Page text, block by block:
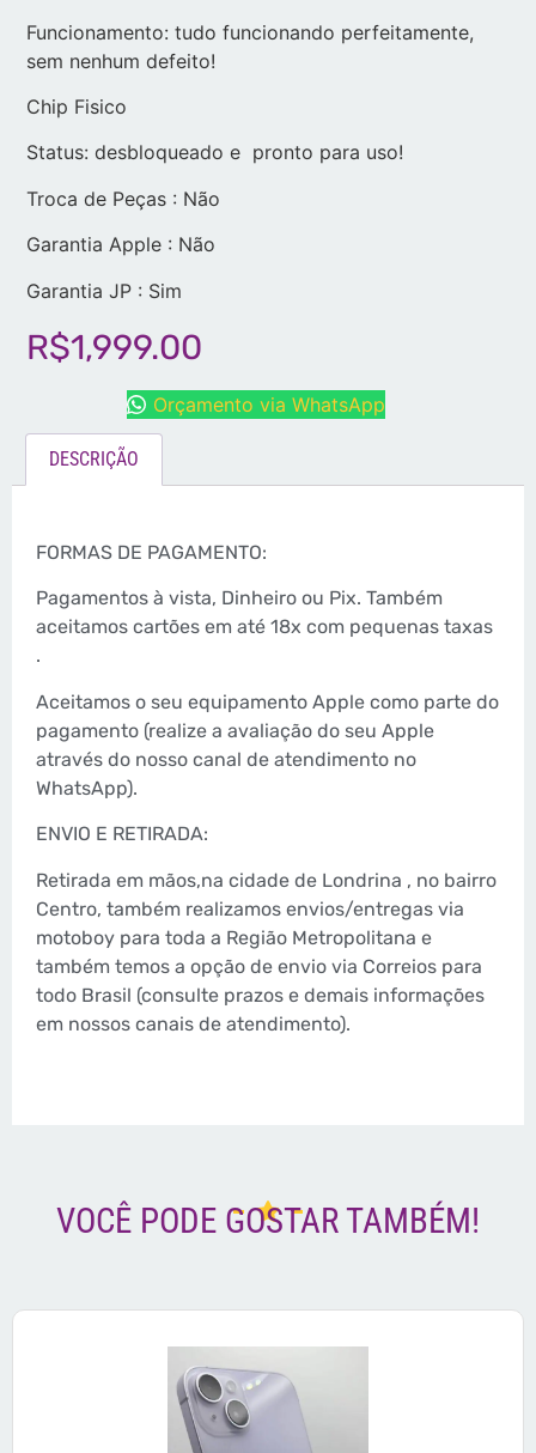
Funcionamento: tudo funcionando perfeitamente,
sem nenhum defeito!
Chip Fisico
Status: desbloqueado e pronto para uso!
Troca de Peças : Não
Garantia Apple : Não
Garantia JP : Sim
R$1,999.00
Orçamento via WhatsApp
DESCRIÇÃO
FORMAS DE PAGAMENTO:
Pagamentos à vista, Dinheiro ou Pix. Também
aceitamos cartões em até 18x com pequenas taxas
.
Aceitamos o seu equipamento Apple como parte do
pagamento (realize a avaliação do seu Apple
através do nosso canal de atendimento no
WhatsApp).
ENVIO E RETIRADA:
Retirada em mãos,na cidade de Londrina , no bairro
Centro, também realizamos envios/entregas via
motoboy para toda a Região Metropolitana e
também temos a opção de envio via Correios para
todo Brasil (consulte prazos e demais informações
em nossos canais de atendimento).
VOCÊ PODE GOSTAR TAMBÉM!